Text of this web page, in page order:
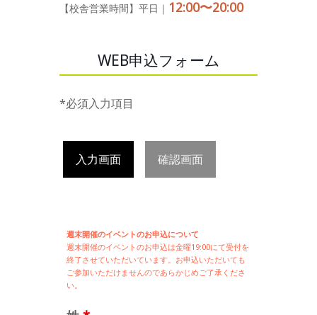
【校舎営業時間】平日｜ 12:00〜20:00
WEB申込フォーム
*必須入力項目
入力画面 確認画面
週末開催のイベントのお申込について
週末開催のイベントのお申込は金曜19:00にて受付を
終了させていただいています。お申込いただいても
ご参加いただけませんのであらかじめご了承くださ
い。